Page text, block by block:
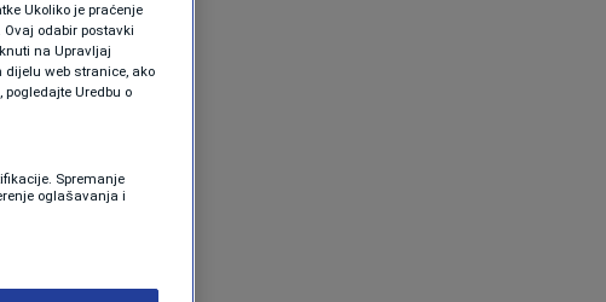
Ukoliko je praćenje
odabir postavki
na Upravljaj
web stranice, ako
Uredbu o
Spremanje
oglašavanja i